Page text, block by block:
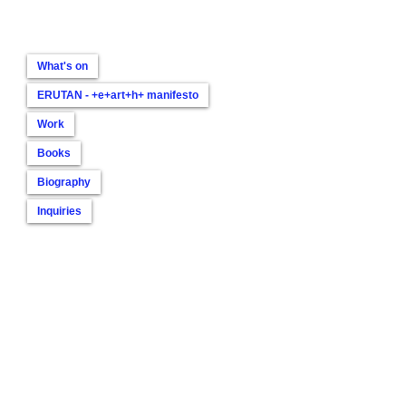
What's on
ERUTAN - +e+art+h+ manifesto
Work
Books
Biography
Inquiries